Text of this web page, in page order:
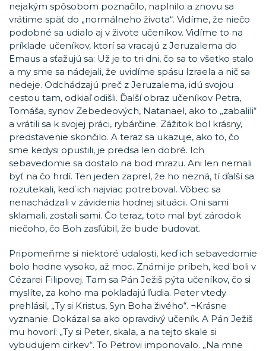
nejakým spôsobom poznačilo, naplnilo a znovu sa
vrátime späť do „normálneho života“. Vidíme, že niečo
podobné sa udialo aj v živote učeníkov. Vidíme to na
príklade učeníkov, ktorí sa vracajú z Jeruzalema do
Emaus a sťažujú sa: Už je to tri dni, čo sa to všetko stalo
a my sme sa nádejali, že uvidíme spásu Izraela a nič sa
nedeje. Odchádzajú preč z Jeruzalema, idú svojou
cestou tam, odkiaľ odišli. Ďalší obraz učeníkov Petra,
Tomáša, synov Zebedeových, Natanael, ako to „zabalili“
a vrátili sa k svojej práci, rybárčine. Zážitok bol krásny,
predstavenie skončilo. A teraz sa ukazuje, ako to, čo
sme kedysi opustili, je predsa len dobré. Ich
sebavedomie sa dostalo na bod mrazu. Ani len nemali
byť na čo hrdí. Ten jeden zaprel, že ho nezná, tí ďalší sa
rozutekali, keď ich najviac potreboval. Vôbec sa
nenachádzali v závidenia hodnej situácii. Oni sami
sklamali, zostali sami. Čo teraz, toto mal byť zárodok
niečoho, čo Boh zasľúbil, že bude budovať.
Pripomeňme si niektoré udalosti, keď ich sebavedomie
bolo hodne vysoko, až moc. Známi je príbeh, keď boli v
Cézarei Filipovej. Tam sa Pán Ježiš pýta učeníkov, čo si
myslíte, za koho ma pokladajú ľudia. Peter vtedy
prehlásil, „Ty si Kristus, Syn Boha živého“. ¬Krásne
vyznanie. Dokázal sa ako opravdivý učeník. A Pán Ježiš
mu hovorí: „Ty si Peter, skala, a na tejto skale si
vybudujem cirkev“. To Petrovi imponovalo. „Na mne